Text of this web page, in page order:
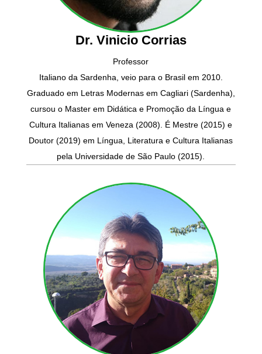
Dr. Vinicio Corrias
Professor
Italiano da Sardenha, veio para o Brasil em 2010.
Graduado em Letras Modernas em Cagliari (Sardenha),
cursou o Master em Didática e Promoção da Língua e
Cultura Italianas em Veneza (2008). É Mestre (2015) e
Doutor (2019) em Língua, Literatura e Cultura Italianas
pela Universidade de São Paulo (2015).